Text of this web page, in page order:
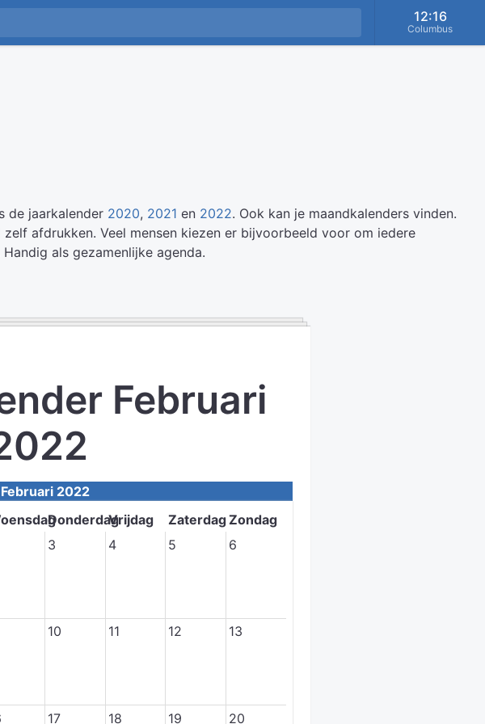
12:16
Columbus
de jaarkalender 2020, 2021 en 2022. Ook kan je maandkalenders vinden.
afdrukken. Veel mensen kiezen er bijvoorbeeld voor om iedere
als gezamenlijke agenda.
Februari
Februari 2022
DonderdagVrijdag ZaterdagZondag
3 4 5 6
10 11 12 13
17 18 19 20